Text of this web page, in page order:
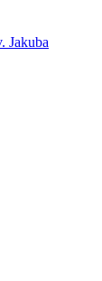
Jakuba